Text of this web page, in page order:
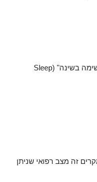
אנחנו מדברים על משהו שנקרא "דום נשימה בשינה" (Sleep
זה מצב רפואי שניתן